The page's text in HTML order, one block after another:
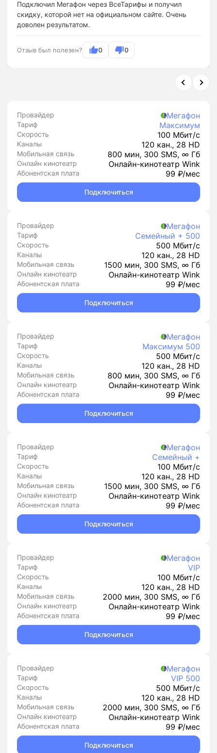
Подключил Мегафон через ВсеТарифы и получил
скидку, которой нет на официальном сайте. Очень
доволен результатом.
Отзыв был полезен? 0 0
Провайдер Мегафон
Тариф Максимум
Скорость 100 Мбит/с
Каналы 120 кан., 28 HD
Мобильная связь 800 мин, 300 SMS, ∞ Гб
Онлайн кинотеатр Онлайн-кинотеатр Wink
Абонентская плата 99 ₽/мес
Подключиться
Провайдер Мегафон
Тариф Семейный + 500
Скорость 500 Мбит/с
Каналы 120 кан., 28 HD
Мобильная связь 1500 мин, 300 SMS, ∞ Гб
Онлайн кинотеатр Онлайн-кинотеатр Wink
Абонентская плата 99 ₽/мес
Подключиться
Провайдер Мегафон
Тариф Максимум 500
Скорость 500 Мбит/с
Каналы 120 кан., 28 HD
Мобильная связь 800 мин, 300 SMS, ∞ Гб
Онлайн кинотеатр Онлайн-кинотеатр Wink
Абонентская плата 99 ₽/мес
Подключиться
Провайдер Мегафон
Тариф Семейный +
Скорость 100 Мбит/с
Каналы 120 кан., 28 HD
Мобильная связь 1500 мин, 300 SMS, ∞ Гб
Онлайн кинотеатр Онлайн-кинотеатр Wink
Абонентская плата 99 ₽/мес
Подключиться
Провайдер Мегафон
Тариф VIP
Скорость 100 Мбит/с
Каналы 120 кан., 28 HD
Мобильная связь 2000 мин, 300 SMS, ∞ Гб
Онлайн кинотеатр Онлайн-кинотеатр Wink
Абонентская плата 99 ₽/мес
Подключиться
Провайдер Мегафон
Тариф VIP 500
Скорость 500 Мбит/с
Каналы 120 кан., 28 HD
Мобильная связь 2000 мин, 300 SMS, ∞ Гб
Онлайн кинотеатр Онлайн-кинотеатр Wink
Абонентская плата 99 ₽/мес
Подключиться